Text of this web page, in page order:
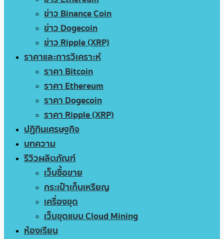
ข่าว Binance Coin
ข่าว Dogecoin
ข่าว Ripple (XRP)
ราคาและการวิเคราะห์
ราคา Bitcoin
ราคา Ethereum
ราคา Dogecoin
ราคา Ripple (XRP)
ปฏิทินเศรษฐกิจ
บทความ
รีวิวผลิตภัณฑ์
เว็บซื้อขาย
กระเป๋าเก็บเหรียญ
เครื่องขุด
เว็บขุดแบบ Cloud Mining
ห้องเรียน